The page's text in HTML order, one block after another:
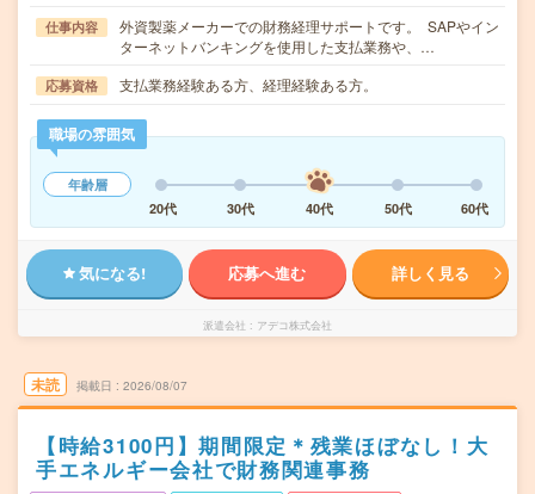
仕事内容
外資製薬メーカーでの財務経理サポートです。 SAPやイン
ターネットバンキングを使用した支払業務や、…
応募資格 支払業務経験ある方、経理経験ある方。
職場の雰囲気
年齢層
20代
30代 40代 50代 60代
気になる! 応募へ進む 詳しく見る
派遣会社 アデコ株式会社
未読 掲載日 2026/08/07
【時給3100円】期間限定＊残業ほぼなし！大
手エネルギー会社で財務関連事務